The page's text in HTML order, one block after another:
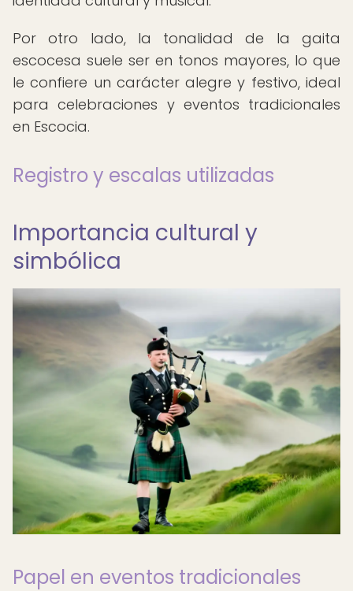
Por otro lado, la tonalidad de la gaita
escocesa suele ser en tonos mayores, lo que
le confiere un carácter alegre y festivo, ideal
para celebraciones y eventos tradicionales
en Escocia.
Registro y escalas utilizadas
Importancia cultural y
simbólica
Papel en eventos tradicionales